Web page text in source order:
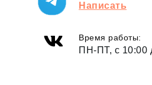
ПН-ПТ, с 10:00
Написать
Время работы: